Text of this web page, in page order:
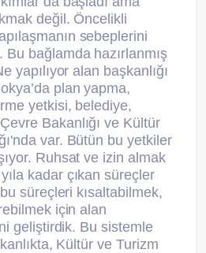
değil. Öncelikli
sebeplerini
Bu bağlamda hazırlanmış
yapılıyor alan başkanlığı
plan yapma,
yetkisi, belediye,
Bakanlığı ve Kültür
var. Bütün bu yetkiler
Ruhsat ve izin almak
kadar çıkan süreçler
süreçleri kısaltabilmek,
için alan
geliştirdik. Bu sistemle
Kültür ve Turizm